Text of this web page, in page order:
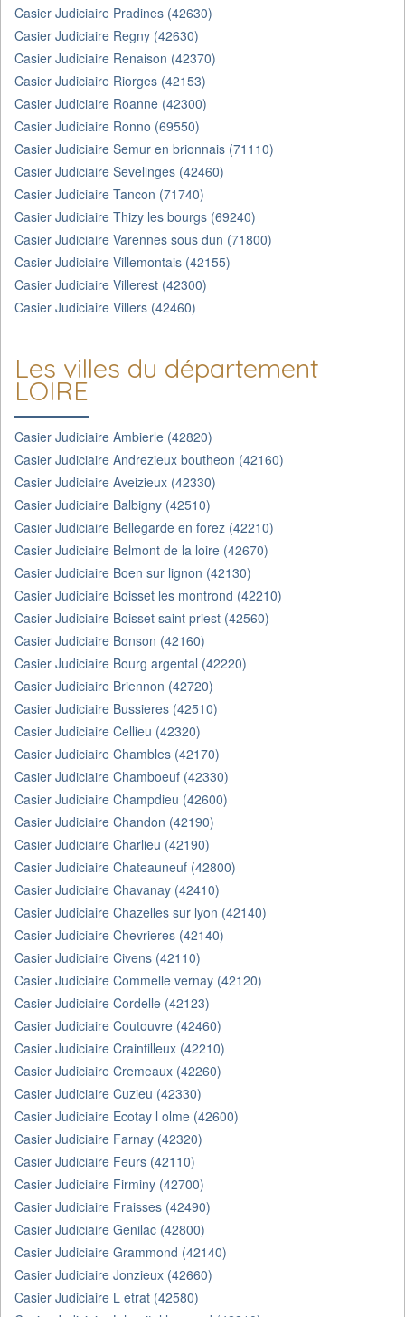
Casier Judiciaire Pradines (42630)
Casier Judiciaire Regny (42630)
Casier Judiciaire Renaison (42370)
Casier Judiciaire Riorges (42153)
Casier Judiciaire Roanne (42300)
Casier Judiciaire Ronno (69550)
Casier Judiciaire Semur en brionnais (71110)
Casier Judiciaire Sevelinges (42460)
Casier Judiciaire Tancon (71740)
Casier Judiciaire Thizy les bourgs (69240)
Casier Judiciaire Varennes sous dun (71800)
Casier Judiciaire Villemontais (42155)
Casier Judiciaire Villerest (42300)
Casier Judiciaire Villers (42460)
Les villes du département
LOIRE
Casier Judiciaire Ambierle (42820)
Casier Judiciaire Andrezieux boutheon (42160)
Casier Judiciaire Aveizieux (42330)
Casier Judiciaire Balbigny (42510)
Casier Judiciaire Bellegarde en forez (42210)
Casier Judiciaire Belmont de la loire (42670)
Casier Judiciaire Boen sur lignon (42130)
Casier Judiciaire Boisset les montrond (42210)
Casier Judiciaire Boisset saint priest (42560)
Casier Judiciaire Bonson (42160)
Casier Judiciaire Bourg argental (42220)
Casier Judiciaire Briennon (42720)
Casier Judiciaire Bussieres (42510)
Casier Judiciaire Cellieu (42320)
Casier Judiciaire Chambles (42170)
Casier Judiciaire Chamboeuf (42330)
Casier Judiciaire Champdieu (42600)
Casier Judiciaire Chandon (42190)
Casier Judiciaire Charlieu (42190)
Casier Judiciaire Chateauneuf (42800)
Casier Judiciaire Chavanay (42410)
Casier Judiciaire Chazelles sur lyon (42140)
Casier Judiciaire Chevrieres (42140)
Casier Judiciaire Civens (42110)
Casier Judiciaire Commelle vernay (42120)
Casier Judiciaire Cordelle (42123)
Casier Judiciaire Coutouvre (42460)
Casier Judiciaire Craintilleux (42210)
Casier Judiciaire Cremeaux (42260)
Casier Judiciaire Cuzieu (42330)
Casier Judiciaire Ecotay l olme (42600)
Casier Judiciaire Farnay (42320)
Casier Judiciaire Feurs (42110)
Casier Judiciaire Firminy (42700)
Casier Judiciaire Fraisses (42490)
Casier Judiciaire Genilac (42800)
Casier Judiciaire Grammond (42140)
Casier Judiciaire Jonzieux (42660)
Casier Judiciaire L etrat (42580)